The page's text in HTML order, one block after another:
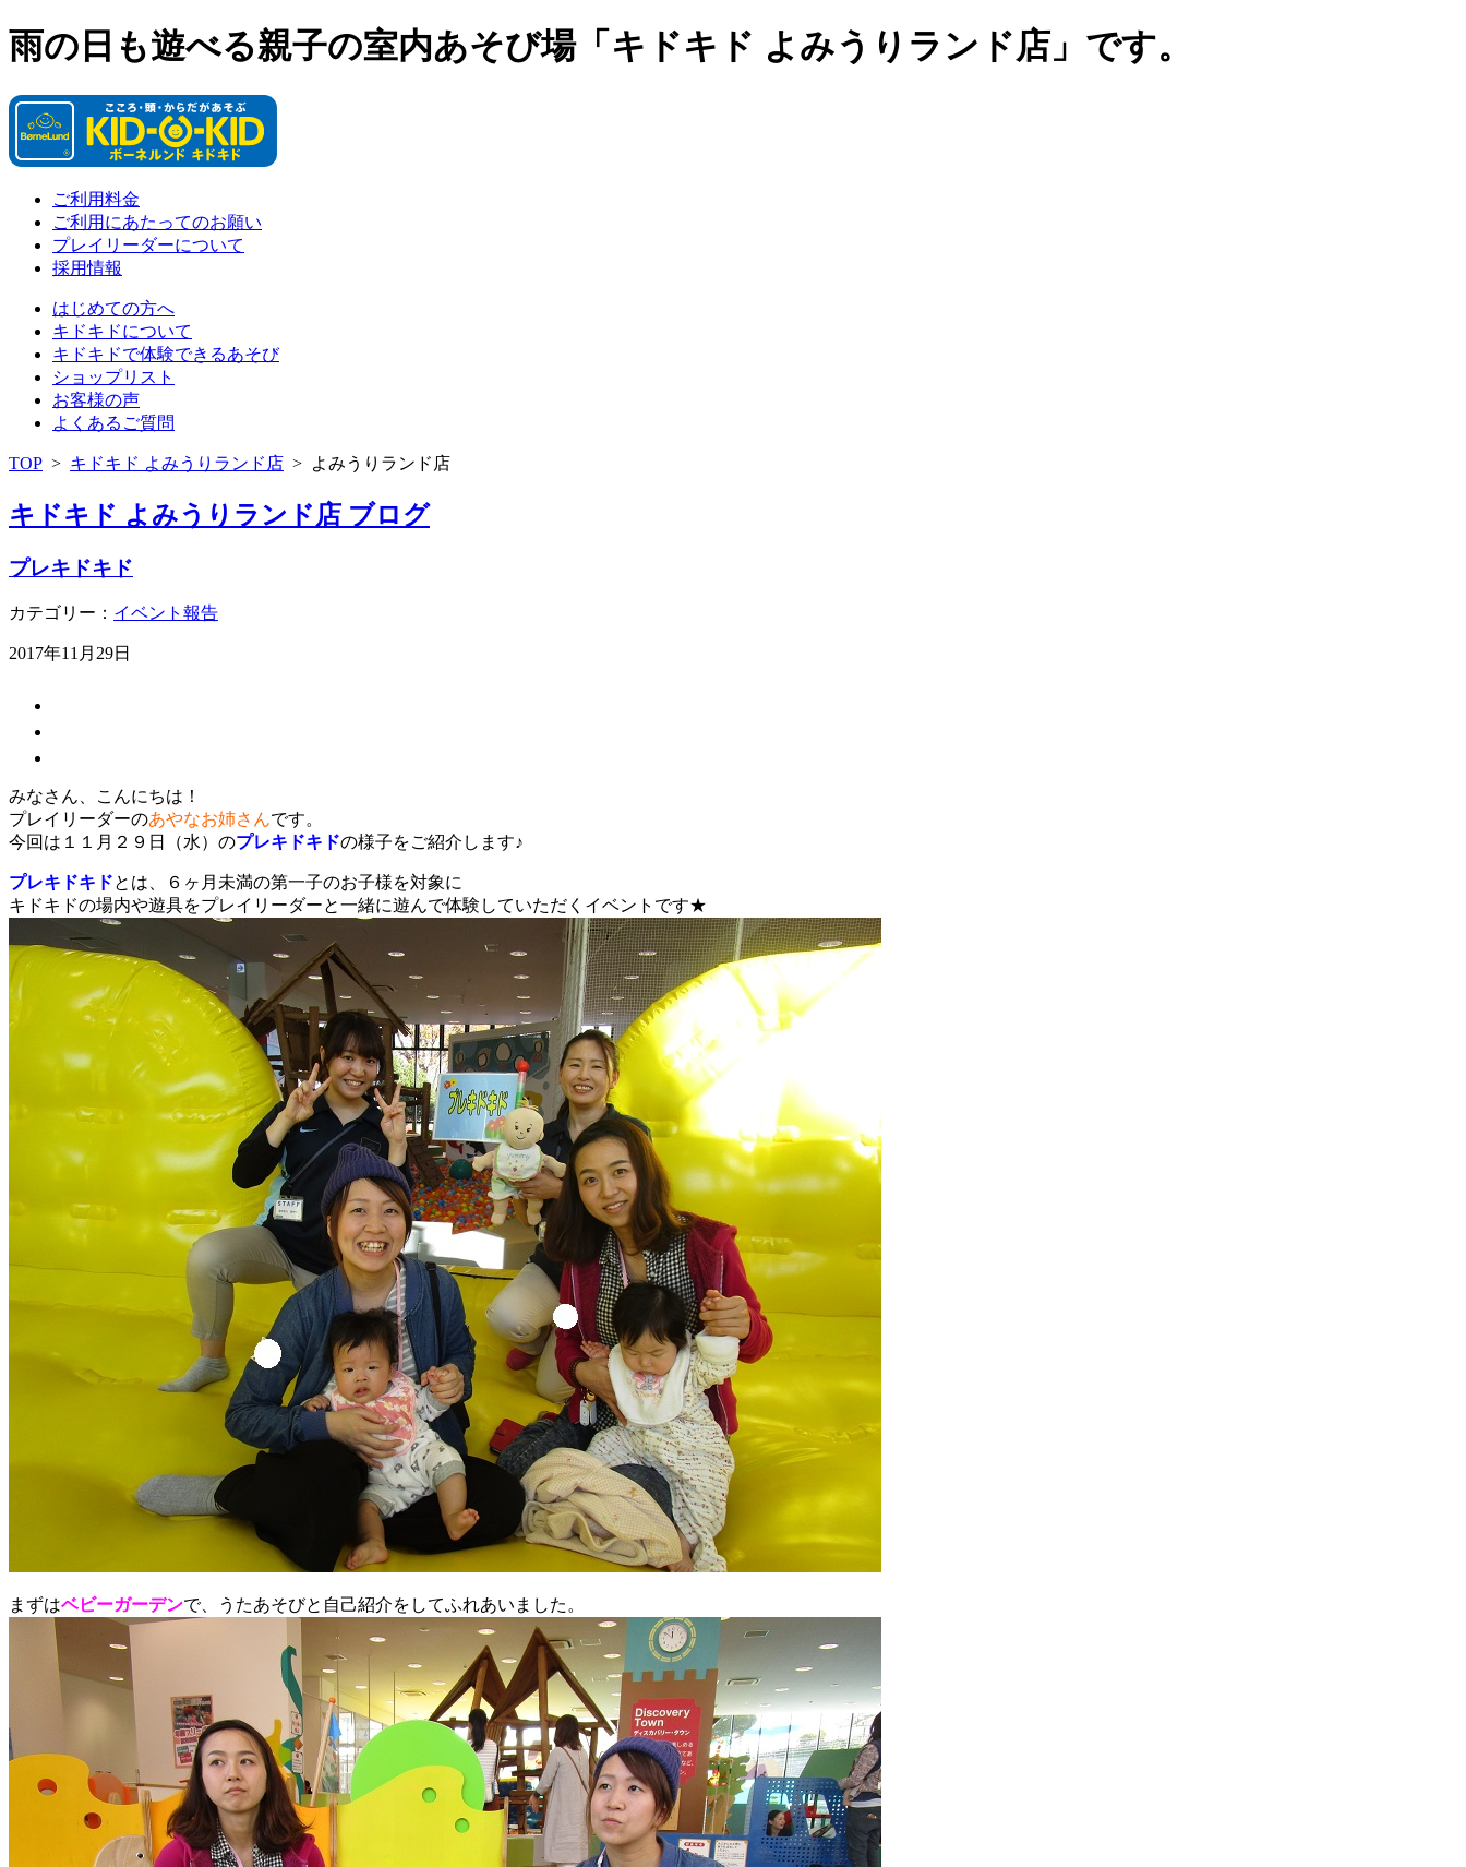
雨の日も遊べる親子の室内あそび場「キドキド よみうりランド店」です。
ご利用料金
ご利用にあたってのお願い
プレイリーダーについて
採用情報
はじめての方へ
キドキドについて
キドキドで体験できるあそび
ショップリスト
お客様の声
よくあるご質問
TOP > キドキド よみうりランド店 > よみうりランド店
キドキド よみうりランド店 ブログ
プレキドキド
カテゴリー： イベント報告
2017年11月29日
みなさん、こんにちは！
プレイリーダーのあやなお姉さんです。
今回は１１月２９日（水）のプレキドキドの様子をご紹介します♪
プレキドキドとは、６ヶ月未満の第一子のお子様を対象に
キドキドの場内や遊具をプレイリーダーと一緒に遊んで体験していただくイベントです★
まずはベビーガーデンで、うたあそびと自己紹介をしてふれあいました。